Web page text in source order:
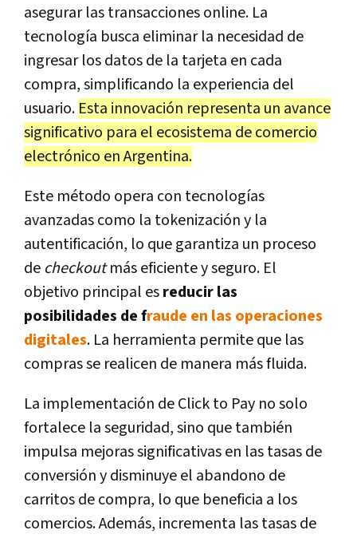
asegurar las transacciones online. La
tecnología busca eliminar la necesidad de
ingresar los datos de la tarjeta en cada
compra, simplificando la experiencia del
usuario. Esta innovación representa un avance
significativo para el ecosistema de comercio
electrónico en Argentina.
Este método opera con tecnologías
avanzadas como la tokenización y la
autentificación, lo que garantiza un proceso
de checkout más eficiente y seguro. El
objetivo principal esreducir las
posibilidades de fraude en las operaciones
digitales. La herramienta permite que las
compras se realicen de manera más fluida.
La implementación de Click to Pay no solo
fortalece la seguridad, sino que también
impulsa mejoras significativas en las tasas de
conversión y disminuye el abandono de
carritos de compra, lo que beneficia a los
comercios. Además, incrementa las tasas de